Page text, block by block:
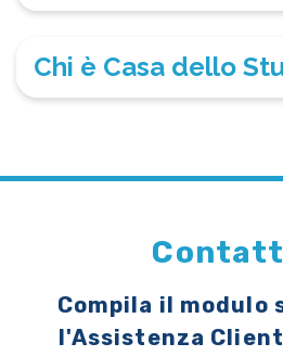
Chi è Casa dello
Compila il
l'Assistenza